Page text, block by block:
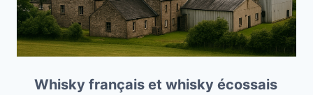
Whisky français et whisky écossais